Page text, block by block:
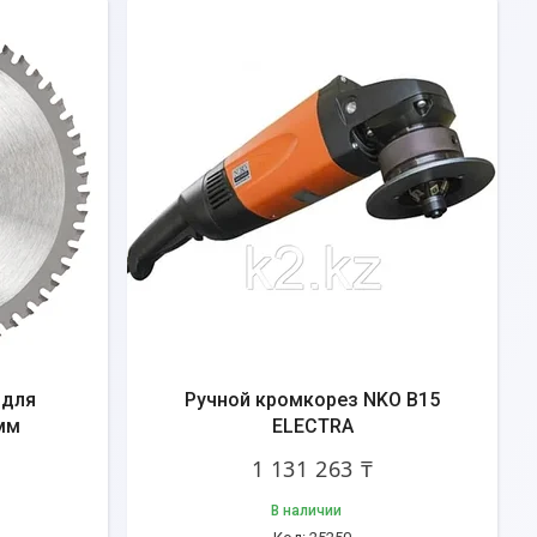
Ручной кромкорез NKO B15
ELECTRA
1 131 263 ₸
В наличии